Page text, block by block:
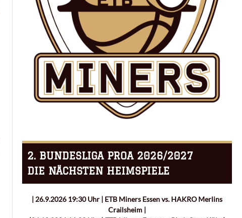
2. BUNDESLIGA PROA 2026/2027
DIE NÄCHSTEN HEIMSPIELE
| 26.9.2026 19:30 Uhr | ETB Miners Essen vs. HAKRO Merlins
Crailsheim |